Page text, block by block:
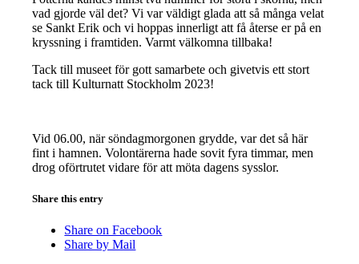
vad gjorde väl det? Vi var väldigt glada att så många velat
se Sankt Erik och vi hoppas innerligt att få återse er på en
kryssning i framtiden. Varmt välkomna tillbaka!
Tack till museet för gott samarbete och givetvis ett stort
tack till Kulturnatt Stockholm 2023!
Vid 06.00, när söndagmorgonen grydde, var det så här
fint i hamnen. Volontärerna hade sovit fyra timmar, men
drog oförtrutet vidare för att möta dagens sysslor.
Share this entry
Share on Facebook
Share by Mail